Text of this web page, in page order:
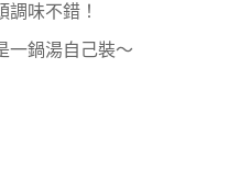
調味不錯！
一鍋湯自己裝～